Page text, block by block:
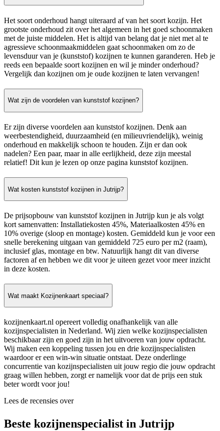
Het soort onderhoud hangt uiteraard af van het soort kozijn. Het
grootste onderhoud zit over het algemeen in het goed schoonmaken
met de juiste middelen. Het is altijd van belang dat je niet met al te
agressieve schoonmaakmiddelen gaat schoonmaken om zo de
levensduur van je (kunststof) kozijnen te kunnen garanderen. Heb je
reeds een bepaalde soort kozijnen en wil je minder onderhoud?
Vergelijk dan kozijnen om je oude kozijnen te laten vervangen!
Wat zijn de voordelen van kunststof kozijnen?
Er zijn diverse voordelen aan kunststof kozijnen. Denk aan
weerbestendigheid, duurzaamheid (en milieuvriendelijk), weinig
onderhoud en makkelijk schoon te houden. Zijn er dan ook
nadelen? Een paar, maar in alle eerlijkheid, deze zijn meestal
relatief! Dit kun je lezen op onze pagina kunststof kozijnen.
Wat kosten kunststof kozijnen in Jutrijp?
De prijsopbouw van kunststof kozijnen in Jutrijp kun je als volgt
kort samenvatten: Installatiekosten 45%, Materiaalkosten 45% en
10% overige (sloop en montage) kosten. Gemiddeld kun je voor een
snelle berekening uitgaan van gemiddeld 725 euro per m2 (raam),
inclusief glas, montage en btw. Natuurlijk hangt dit van diverse
factoren af en hebben we dit voor je uiteen gezet voor meer inzicht
in deze kosten.
Wat maakt Kozijnenkaart speciaal?
kozijnenkaart.nl opereert volledig onafhankelijk van alle
kozijnspecialisten in Nederland. Wij zien welke kozijnspecialisten
beschikbaar zijn en goed zijn in het uitvoeren van jouw opdracht.
Wij maken een koppeling tussen jou en drie kozijnspecialisten
waardoor er een win-win situatie ontstaat. Deze onderlinge
concurrentie van kozijnspecialisten uit jouw regio die jouw opdracht
graag willen hebben, zorgt er namelijk voor dat de prijs een stuk
beter wordt voor jou!
Lees de recensies over
Beste kozijnenspecialist in Jutrijp